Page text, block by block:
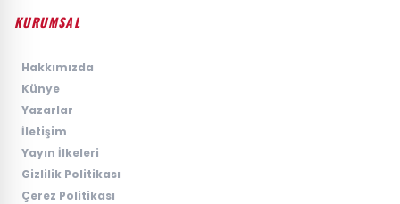
KURUMSAL
Hakkımızda
Künye
Yazarlar
İletişim
Yayın İlkeleri
Gizlilik Politikası
Çerez Politikası